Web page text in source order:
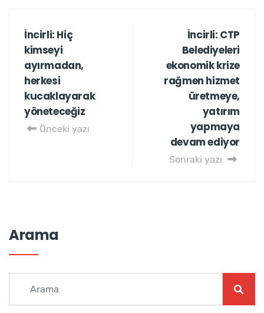
İncirli: Hiç
kimseyi
ayırmadan,
herkesi
kucaklayarak
yöneteceğiz
Önceki yazı
İncirli: CTP
Belediyeleri
ekonomik krize
rağmen hizmet
üretmeye,
yatırım
yapmaya
devam ediyor
Sonraki yazı
Arama